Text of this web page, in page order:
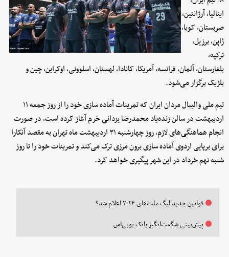
ایتالیا، آرژانتین،
صربستان، کوبا،
ژاپن، برزیل،
ترکیه،
بلغارستان، آلمان، فرانسه، آمریکا، کانادا، لهستان، اسلوونی، اوکراین، چین و
بلژیک برگزار می‌شود.
تیم ملی والیبال مردان ایران که تمرینات آماده سازی خود را از روز جمعه ۱۱
اردیبهشت در سالن زنده‌یاد محمدرضا یزدانی خرم آغاز کرده است، در صورت
انجام هماهنگی‌های لازم، روز چهارشنبه ۳۱ اردیبهشت ماه تهران به مقصد آنکارا
برای برپایی اردوی آماده سازی برون مرزی ترک می‌کند و تمرینات خود را تا روز
شنبه نهم خرداد در این شهر پیگیری خواهد کرد.
قوانین جدید لیگ ملت‌های ۲۰۲۶ اعلام شد؟
پیش‌بینی شگفت‌انگیز بانک یوبی‌اس